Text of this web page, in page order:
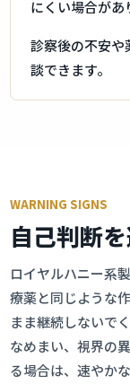
にくい場合があ
診察後の不安や
談できます。
WARNING SIGNS
自己判断
ロイヤルハニー系
療薬と同じような
まま継続しないで
なめまい、視界の
る場合は、速やか